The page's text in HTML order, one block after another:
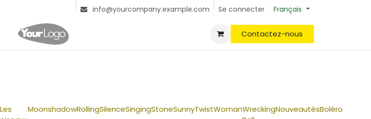
info@yourcompany.example.com Se connecter Français
Contactez-nous
Les
MoonshadowRollingSilenceSingingStoneSunnyTwistWomanWreckingNouveautésBoléro